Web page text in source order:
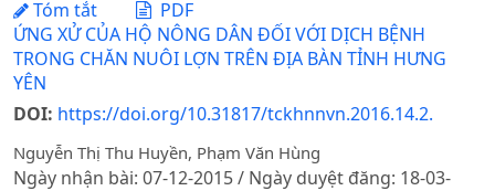
Tóm tắt
PDF
ỨNG XỬ CỦA HỘ NÔNG DÂN ĐỐI VỚI DỊCH BỆNH
TRONG CHĂN NUÔI LỢN TRÊN ĐỊA BÀN TỈNH HƯNG
YÊN
DOI: https://doi.org/10.31817/tckhnnvn.2016.14.2.
Nguyễn Thị Thu Huyền, Phạm Văn Hùng
Ngày nhận bài: 07-12-2015 / Ngày duyệt đăng: 18-03-